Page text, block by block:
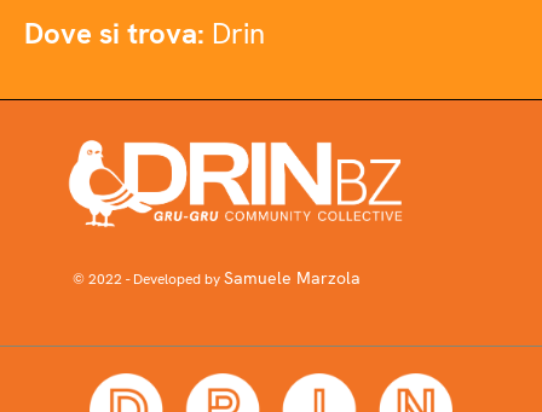
Dove si trova: Drin
© 2022 - Developed bySamuele Marzola